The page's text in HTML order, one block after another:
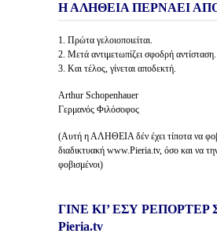
Η ΑΛΗΘΕΙΑ ΠΕΡΝΑΕΙ
1. Πρώτα γελοιοποιείται.
2. Μετά αντιμετωπίζει σφοδρή αντίσταση.
3. Και τέλος, γίνεται αποδεκτή.
Arthur Schopenhauer
Γερμανός Φιλόσοφος
(Αυτή η ΑΛΗΘΕΙΑ δέν έχει τίποτα να
διαδικτυακή www.Pieria.tv, όσο και να
φοβισμένοι)
ΓΙΝΕ ΚΙ’ ΕΣΥ ΡΕΠΟΡΤΕΡ
Pieria.tv